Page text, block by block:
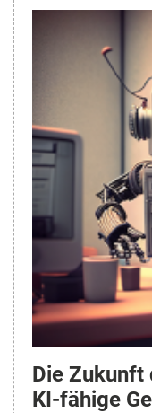
Die Zukunft
KI-fähige